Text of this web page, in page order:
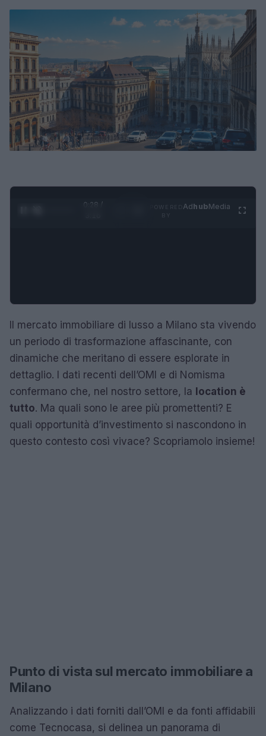
0:29 /
AdhubMedia
Il mercato immobiliare di lusso a Milano sta vivendo
un periodo di trasformazione affascinante, con
dinamiche che meritano di essere esplorate in
dettaglio. I dati recenti dell’OMI e di Nomisma
confermano che, nel nostro settore, la location è
tutto. Ma quali sono le aree più promettenti? E
quali opportunità d’investimento si nascondono in
questo contesto così vivace? Scopriamolo insieme!
Punto di vista sul mercato immobiliare a
Milano
Analizzando i dati forniti dall’OMI e da fonti affidabili
come Tecnocasa, si delinea un panorama di